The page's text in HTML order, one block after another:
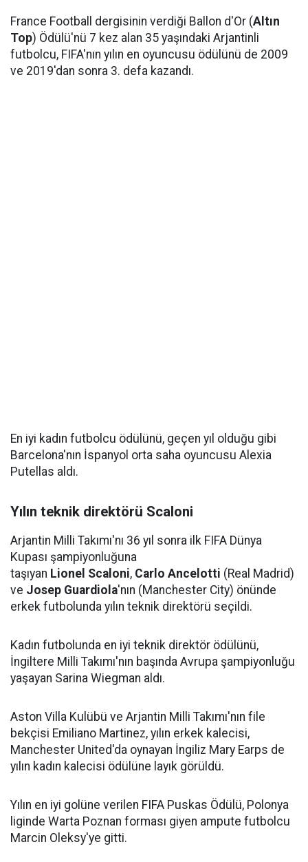
France Football dergisinin verdiği Ballon d'Or (Altın
Top) Ödülü'nü 7 kez alan 35 yaşındaki Arjantinli
futbolcu, FIFA'nın yılın en oyuncusu ödülünü de 2009
ve 2019'dan sonra 3. defa kazandı.
En iyi kadın futbolcu ödülünü, geçen yıl olduğu gibi
Barcelona'nın İspanyol orta saha oyuncusu Alexia
Putellas aldı.
Yılın teknik direktörü Scaloni
Arjantin Milli Takımı'nı 36 yıl sonra ilk FIFA Dünya
Kupası şampiyonluğuna
taşıyan Lionel Scaloni, Carlo Ancelotti (Real Madrid)
ve Josep Guardiola'nın (Manchester City) önünde
erkek futbolunda yılın teknik direktörü seçildi.
Kadın futbolunda en iyi teknik direktör ödülünü,
İngiltere Milli Takımı'nın başında Avrupa şampiyonluğu
yaşayan Sarina Wiegman aldı.
Aston Villa Kulübü ve Arjantin Milli Takımı'nın file
bekçisi Emiliano Martinez, yılın erkek kalecisi,
Manchester United'da oynayan İngiliz Mary Earps de
yılın kadın kalecisi ödülüne layık görüldü.
Yılın en iyi golüne verilen FIFA Puskas Ödülü, Polonya
liginde Warta Poznan forması giyen ampute futbolcu
Marcin Oleksy'ye gitti.